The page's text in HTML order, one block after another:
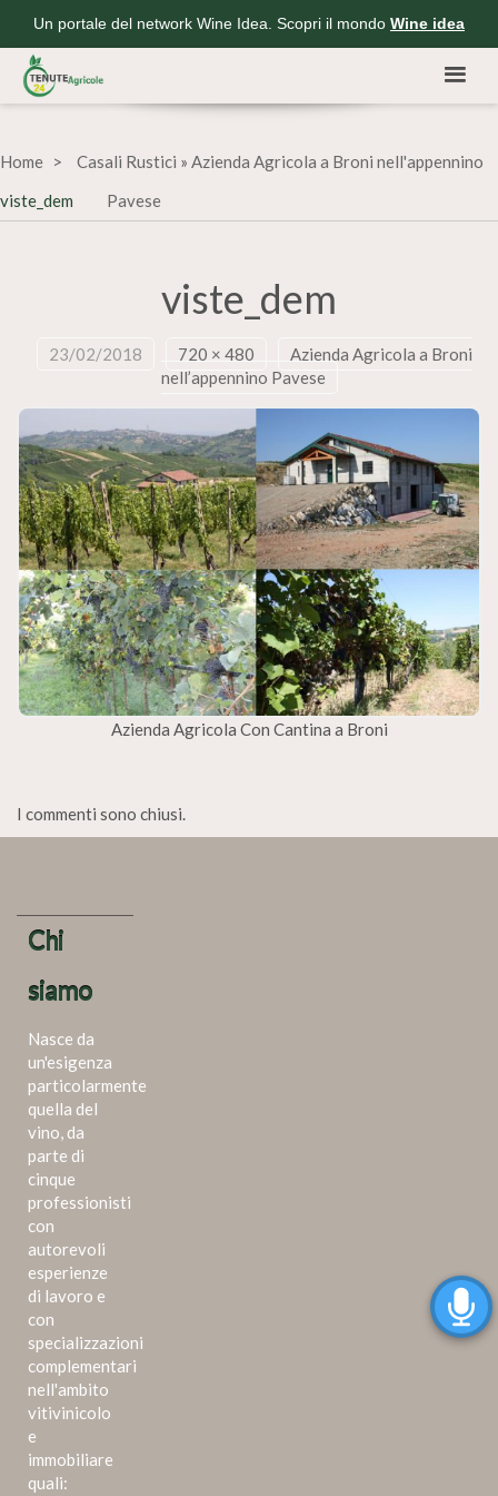
Un portale del network Wine Idea. Scopri il mondo Wine idea
Home Casali Rustici » Azienda Agricola a Broni nell'appennino
Pavese
viste_dem
viste_dem
23/02/2018 720 × 480
Azienda Agricola a Broni
nell’appennino Pavese
Azienda Agricola Con Cantina a Broni
I commenti sono chiusi.
Chi
siamo
Nasce da
un'esigenza
particolarmente
quella del
vino, da
parte di
cinque
professionisti
con
autorevoli
esperienze
di lavoro e
con
specializzazioni
complementari
nell'ambito
vitivinicolo
e
immobiliare
quali: